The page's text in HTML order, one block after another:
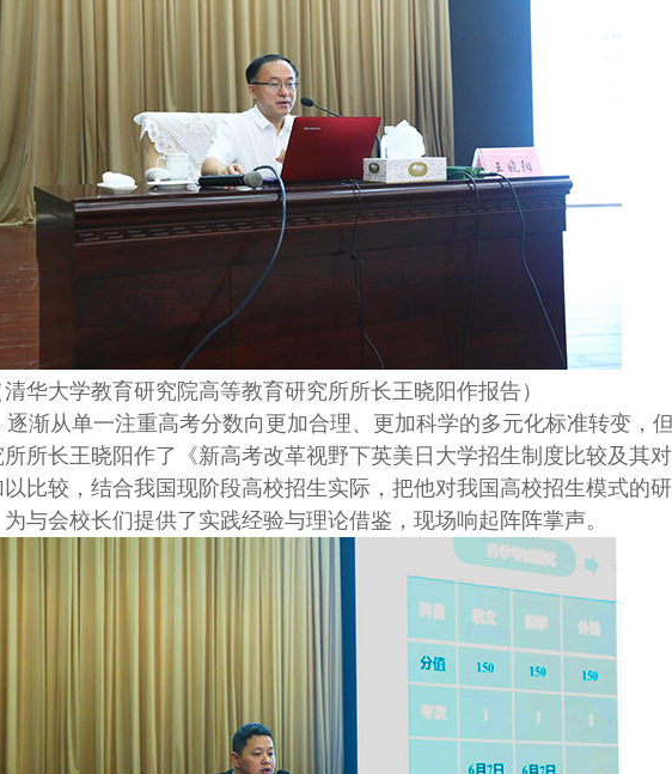
清华大学教育研究院高等教育研究所所长王晓阳作报告）
渐从单一注重高考分数向更加合理、更加科学的多元化标准转变，
所长王晓阳作了《新高考改革视野下英美日大学招生制度比较及其
比较，结合我国现阶段高校招生实际，把他对我国高校招生模式的
与会校长们提供了实践经验与理论借鉴，现场响起阵阵掌声。